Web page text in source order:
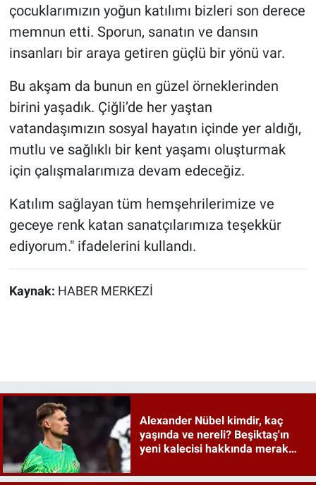
çocuklarımızın yoğun katılımı bizleri son derece
memnun etti. Sporun, sanatın ve dansın
insanları bir araya getiren güçlü bir yönü var.
Bu akşam da bunun en güzel örneklerinden
birini yaşadık. Çiğli’de her yaştan
vatandaşımızın sosyal hayatın içinde yer aldığı,
mutlu ve sağlıklı bir kent yaşamı oluşturmak
için çalışmalarımıza devam edeceğiz.
Katılım sağlayan tüm hemşehrilerimize ve
geceye renk katan sanatçılarımıza teşekkür
ediyorum." ifadelerini kullandı.
Kaynak: HABER MERKEZİ
Alexander Nübel kimdir, kaç
yaşında ve nereli? Beşiktaş'ın
yeni kalecisi hakkında merak